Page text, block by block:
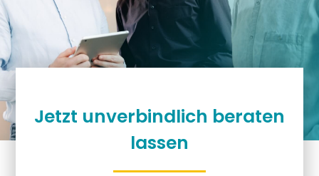
Jetzt unverbindlich beraten
lassen